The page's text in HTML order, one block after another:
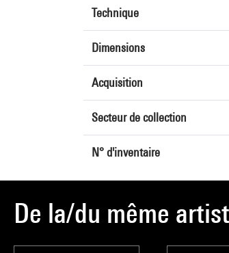
Technique
Dimensions
Acquisition
Secteur de collection
N° d'inventaire
De la/du même